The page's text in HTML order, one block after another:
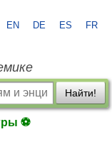
EN DE ES FR
Найти!
⚽